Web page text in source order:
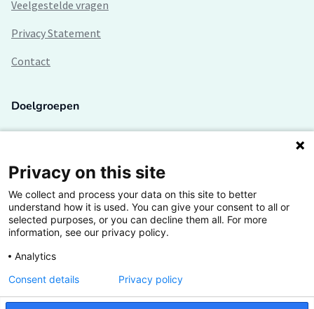
Veelgestelde vragen
Privacy Statement
Contact
Doelgroepen
Lectoren en onderzoekers
Bedrijven
Hogescholen
De grootste kennisbank van het HBO
Privacy on this site
We collect and process your data on this site to better
understand how it is used. You can give your consent to all or
selected purposes, or you can decline them all. For more
information, see our privacy policy.
Analytics
Consent details Privacy policy